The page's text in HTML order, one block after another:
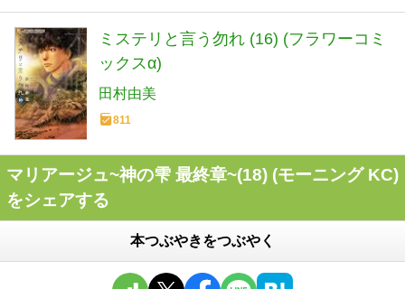
ミステリと言う勿れ (16) (フラワーコミ
ックスα)
田村由美
811
マリアージュ~神の雫 最終章~(18) (モーニング KC)
をシェアする
本つぶやきをつぶやく